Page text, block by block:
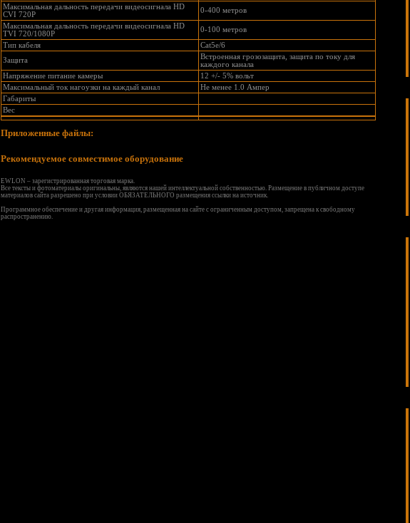
Максимальная дальность передачи видеосигнала HD
CVI 720P
0-400 метров
Максимальная дальность передачи видеосигнала HD
TVI 720/1080P
0-100 метров
Тип кабеля
Cat5e/6
Защита
Встроенная грозозащита, защита по току для
каждого канала
Напряжение питание камеры
12 +/- 5% вольт
Максимальный ток нагоузки на каждый канал
Не менее 1.0 Ампер
Габариты
Вес
Приложенные файлы:
Рекомендуемое совместимое оборудование
EWLON – зарегистрированная торговая марка.
Все тексты и фотоматериалы оригинальны, являются нашей интеллектуальной собственностью. Размещение в публичном доступе
материалов сайта разрешено при условии ОБЯЗАТЕЛЬНОГО размещения ссылки на источник.
Программное обеспечение и другая информация, размещенная на сайте с ограниченным доступом, запрещена к свободному
распространению.